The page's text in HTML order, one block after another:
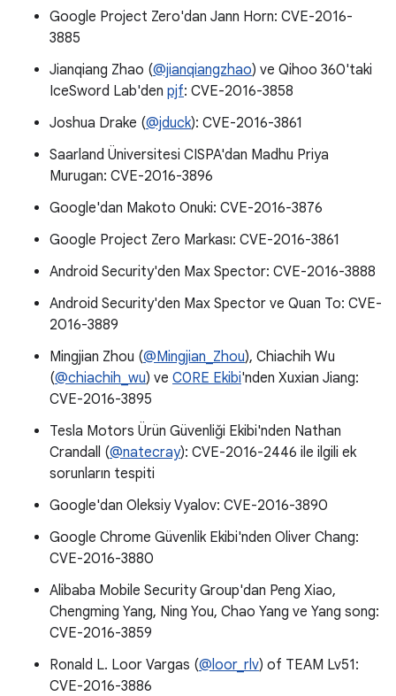
Google Project Zero'dan Jann Horn: CVE-2016-
3885
Jianqiang Zhao (@jianqiangzhao) ve Qihoo 360'taki
IceSword Lab'den pjf: CVE-2016-3858
Joshua Drake (@jduck): CVE-2016-3861
Saarland Üniversitesi CISPA'dan Madhu Priya
Murugan: CVE-2016-3896
Google'dan Makoto Onuki: CVE-2016-3876
Google Project Zero Markası: CVE-2016-3861
Android Security'den Max Spector: CVE-2016-3888
Android Security'den Max Spector ve Quan To: CVE-
2016-3889
Mingjian Zhou (@Mingjian_Zhou), Chiachih Wu
(@chiachih_wu) ve C0RE Ekibi'nden Xuxian Jiang:
CVE-2016-3895
Tesla Motors Ürün Güvenliği Ekibi'nden Nathan
Crandall (@natecray): CVE-2016-2446 ile ilgili ek
sorunların tespiti
Google'dan Oleksiy Vyalov: CVE-2016-3890
Google Chrome Güvenlik Ekibi'nden Oliver Chang:
CVE-2016-3880
Alibaba Mobile Security Group'dan Peng Xiao,
Chengming Yang, Ning You, Chao Yang ve Yang song:
CVE-2016-3859
Ronald L. Loor Vargas (@loor_rlv) of TEAM Lv51:
CVE-2016-3886